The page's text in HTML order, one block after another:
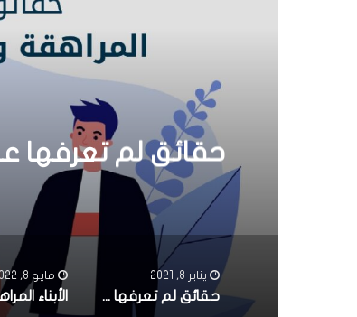
حقائق لم تعرفها
يناير 8, 2021
حقائق لم تعرفها عن المراهقة وأسرار التعامل معها
مايو 8, 2022